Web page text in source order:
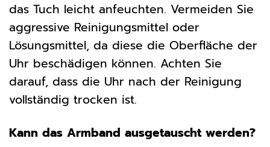
das Tuch leicht anfeuchten. Vermeiden Sie
aggressive Reinigungsmittel oder
Lösungsmittel, da diese die Oberfläche der
Uhr beschädigen können. Achten Sie
darauf, dass die Uhr nach der Reinigung
vollständig trocken ist.
Kann das Armband ausgetauscht werden?